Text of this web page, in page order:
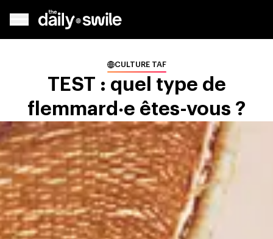
CULTURE TAF
TEST : quel type de
flemmard‧e êtes-vous ?